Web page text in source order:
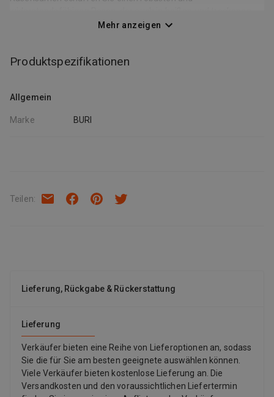
Perioden gut gedeiht. Technische daten Inhalt: 7 x 1 kg Fläche:
Mehr anzeigen
Produktspezifikationen
Allgemein
Marke BURI
Teilen:
Lieferung, Rückgabe & Rückerstattung
Lieferung
Verkäufer bieten eine Reihe von Lieferoptionen an, sodass
Sie die für Sie am besten geeignete auswählen können.
Viele Verkäufer bieten kostenlose Lieferung an. Die
Versandkosten und den voraussichtlichen Liefertermin